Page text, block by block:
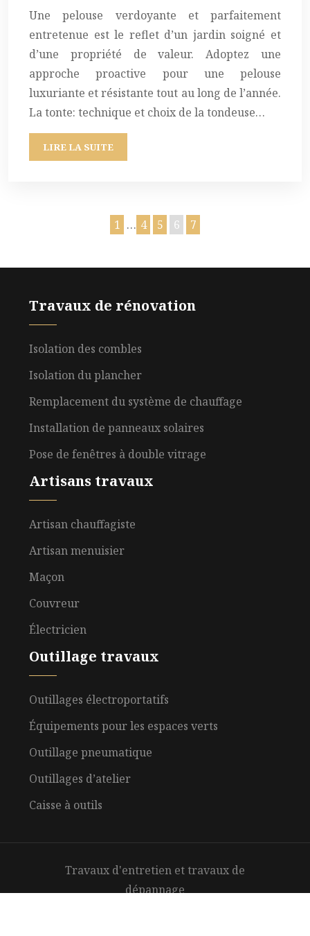
Une pelouse verdoyante et parfaitement
entretenue est le reflet d’un jardin soigné et
d’une propriété de valeur. Adoptez une
approche proactive pour une pelouse
luxuriante et résistante tout au long de l’année.
La tonte: technique et choix de la tondeuse…
LIRE LA SUITE
1 … 4 5 6 7
Travaux de rénovation
Isolation des combles
Isolation du plancher
Remplacement du système de chauffage
Installation de panneaux solaires
Pose de fenêtres à double vitrage
Artisans travaux
Artisan chauffagiste
Artisan menuisier
Maçon
Couvreur
Électricien
Outillage travaux
Outillages électroportatifs
Équipements pour les espaces verts
Outillage pneumatique
Outillages d’atelier
Caisse à outils
Travaux d'entretien et travaux de
dépannage